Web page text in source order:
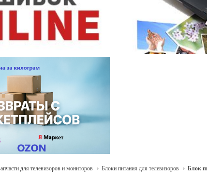
для телевизоров и мониторов Блоки питания для телевизоров
Блок